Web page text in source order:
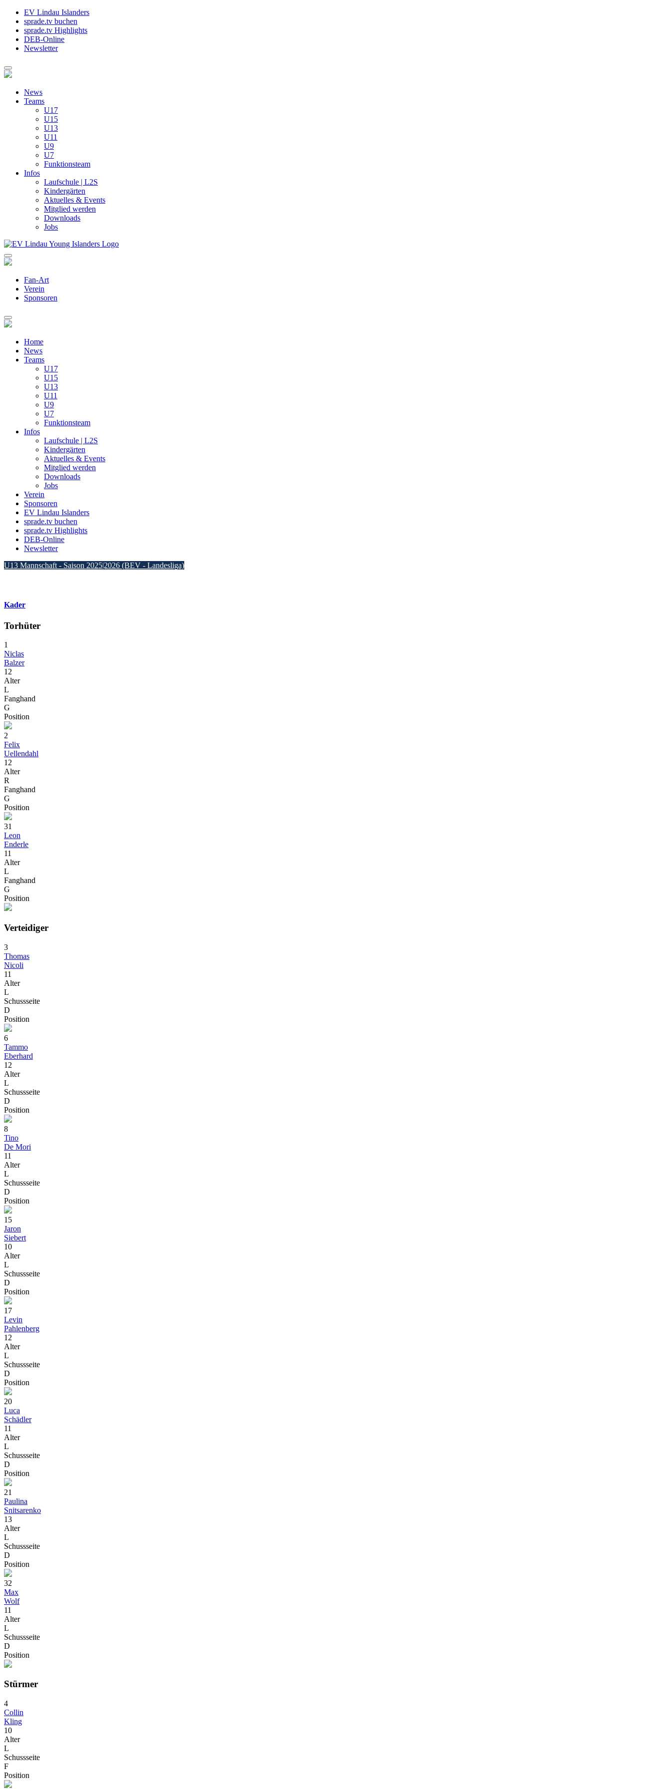
EV Lindau Islanders
sprade.tv buchen
sprade.tv Highlights
DEB-Online
Newsletter
News
Teams
U17
U15
U13
U11
U9
U7
Funktionsteam
Infos
Laufschule | L2S
Kindergärten
Aktuelles & Events
Mitglied werden
Downloads
Jobs
Fan-Art
Verein
Sponsoren
Home
News
Teams
U17
U15
U13
U11
U9
U7
Funktionsteam
Infos
Laufschule | L2S
Kindergärten
Aktuelles & Events
Mitglied werden
Downloads
Jobs
Verein
Sponsoren
EV Lindau Islanders
sprade.tv buchen
sprade.tv Highlights
DEB-Online
Newsletter
U13 Mannschaft - Saison 2025|2026 (BEV - Landesliga)
Kader
Torhüter
1
Niclas
Balzer
12
Alter
L
Fanghand
G
Position
2
Felix
Uellendahl
12
Alter
R
Fanghand
G
Position
31
Leon
Enderle
11
Alter
L
Fanghand
G
Position
Verteidiger
3
Thomas
Nicoli
11
Alter
L
Schussseite
D
Position
6
Tammo
Eberhard
12
Alter
L
Schussseite
D
Position
8
Tino
De Mori
11
Alter
L
Schussseite
D
Position
15
Jaron
Siebert
10
Alter
L
Schussseite
D
Position
17
Levin
Pahlenberg
12
Alter
L
Schussseite
D
Position
20
Luca
Schädler
11
Alter
L
Schussseite
D
Position
21
Paulina
Snitsarenko
13
Alter
L
Schussseite
D
Position
32
Max
Wolf
11
Alter
L
Schussseite
D
Position
Stürmer
4
Collin
Kling
10
Alter
L
Schussseite
F
Position